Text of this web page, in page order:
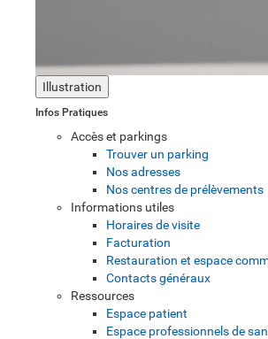
Illustration
Infos Pratiques
Accès et parkings
Trouver un parking
Nos adresses
Nos centres de prélèvements
Informations utiles
Horaires de visite
Facturation
Restauration et espace
Contacts généraux
Ressources
Espace patient
Espace professionnels de